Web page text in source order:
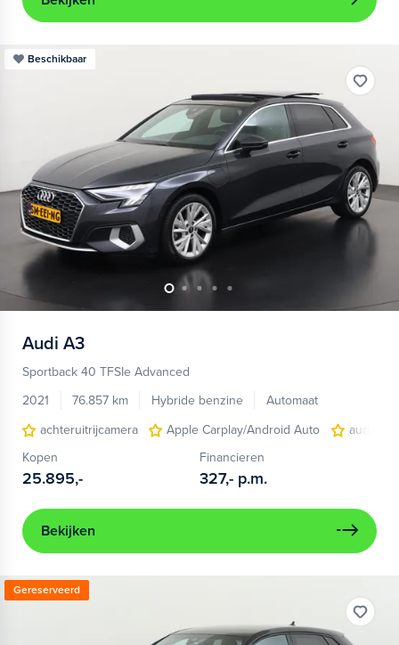
Beschikbaar
Audi A3
Sportback 40 TFSIe Advanced
2021
76.857 km Hybride benzine
Automaat
achteruitrijcamera
Apple Carplay/Android Auto
audio
Kopen
25.895,-
Financieren
327,- p.m.
Bekijken
Gereserveerd